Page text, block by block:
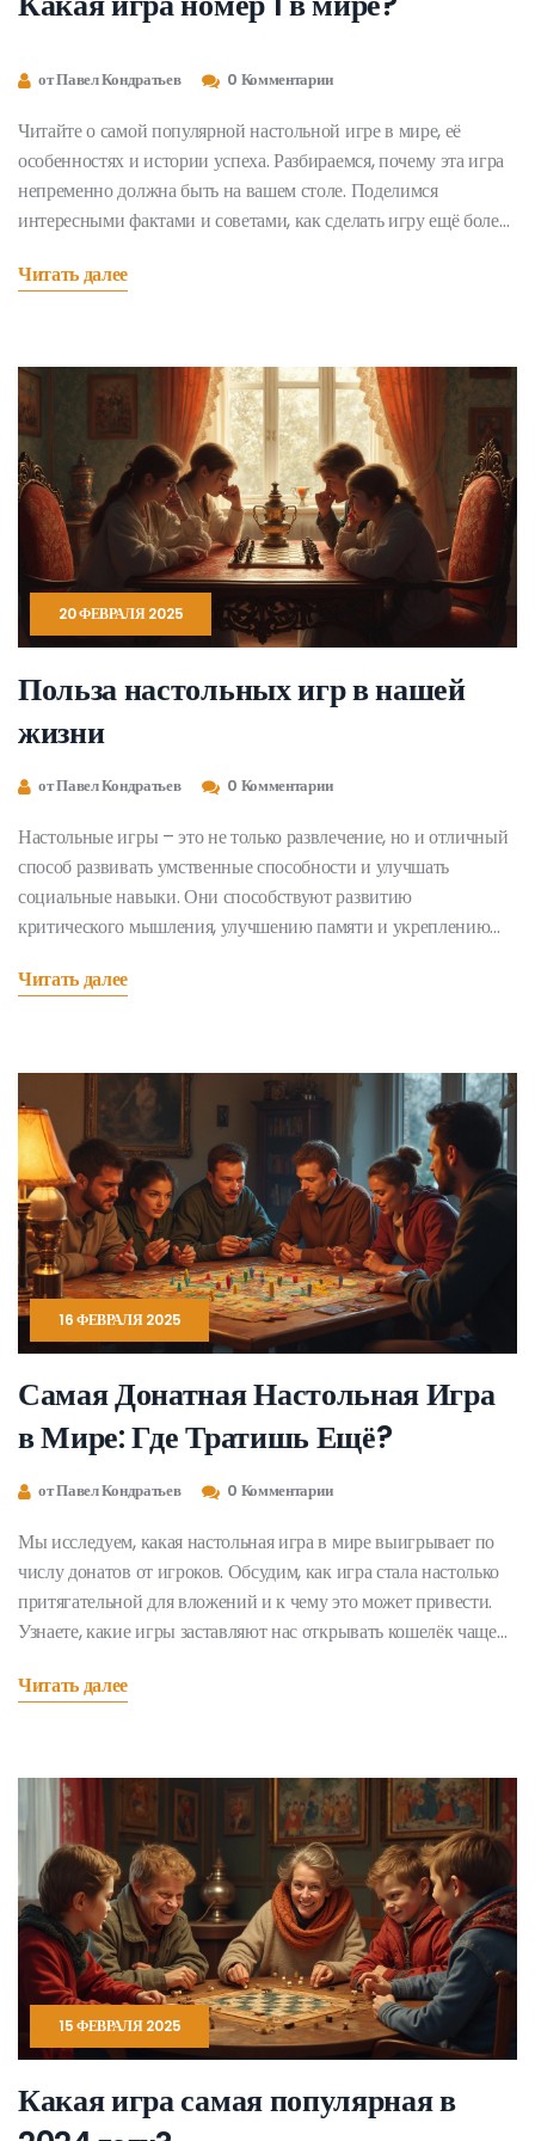
от Павел Кондратьев 0 Комментарии
Читайте о самой популярной настольной игре в мире, её
особенностях и истории успеха. Разбираемся, почему эта игра
непременно должна быть на вашем столе. Поделимся
интересными фактами и советами, как сделать игру ещё более
опытных игроков.
Читать далее
20 ФЕВРАЛЯ 2025
Польза настольных игр в нашей
жизни
от Павел Кондратьев 0 Комментарии
Настольные игры – это не только развлечение, но и отличный
способ развивать умственные способности и улучшать
социальные навыки. Они способствуют развитию
критического мышления, улучшению памяти и укреплению
возможности обучения, от знания правил до стратегического
Читать далее
16 ФЕВРАЛЯ 2025
Самая Донатная Настольная Игра
в Мире: Где Тратишь Ещё?
от Павел Кондратьев 0 Комментарии
Мы исследуем, какая настольная игра в мире выигрывает по
числу донатов от игроков. Обсудим, как игра стала настолько
притягательной для вложений и к чему это может привести.
Узнаете, какие игры заставляют нас открывать кошелёк чаще
сбережения на новый набор карточек.
Читать далее
15 ФЕВРАЛЯ 2025
Какая игра самая популярная в